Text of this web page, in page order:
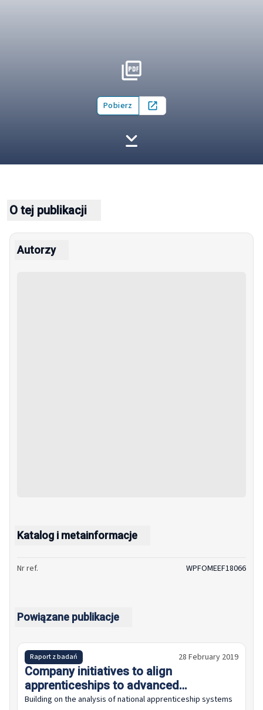
Pobierz Open in new tab
O tej publikacji
Autorzy
Katalog i metainformacje
Nr ref. WPFOMEEF18066
Powiązane publikacje
Raport z badań 28 February 2019
Company initiatives to align
apprenticeships to advanced
manufacturing
Building on the analysis of national apprenticeship systems